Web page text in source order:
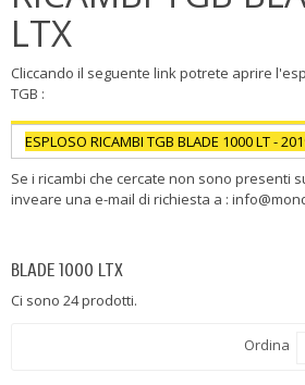
LTX
Cliccando il seguente link potrete aprire
TGB :
ESPLOSO RICAMBI TGB BLADE 1000 LT -
Se i ricambi che cercate non sono presenti
inveare una e-mail di richiesta a :
BLADE 1000 LTX
Ci sono 24 prodotti.
Ordina